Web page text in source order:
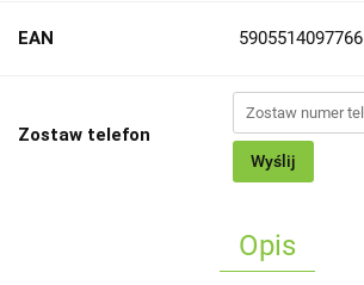
EAN 5905514097766
Zostaw telefon
Wyślij
Opis